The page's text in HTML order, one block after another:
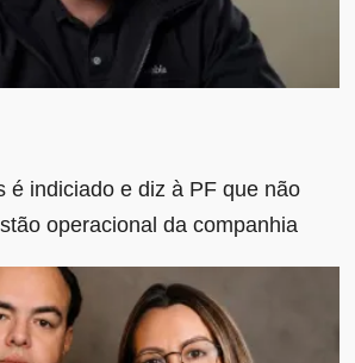
é indiciado e diz à PF que não
operacional da companhia